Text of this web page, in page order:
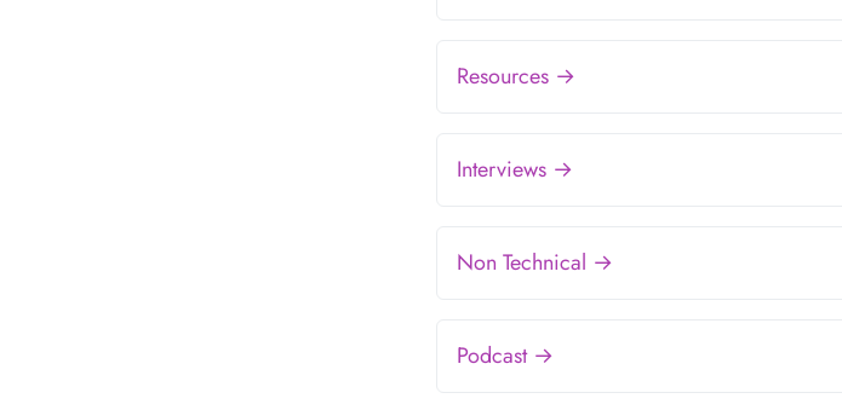
Resources →
Interviews →
Non Technical →
Podcast →